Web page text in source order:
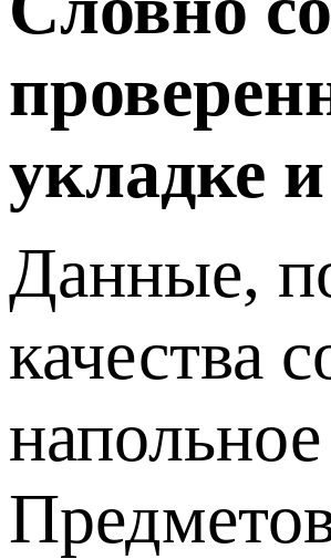
укладке
Данные,
качества